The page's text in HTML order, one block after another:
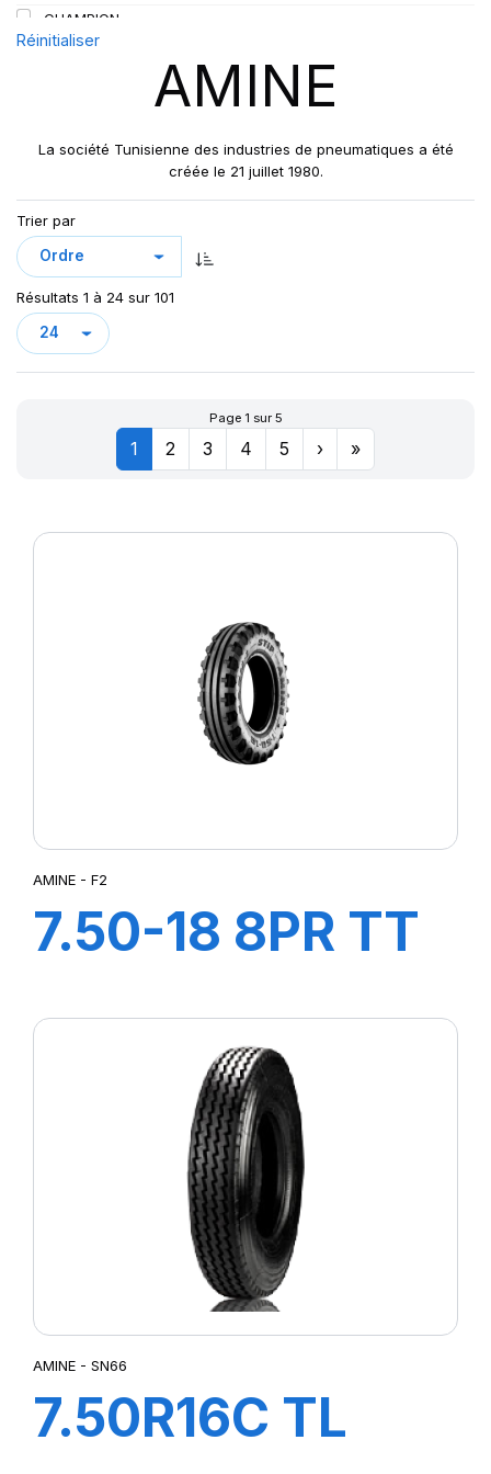
154/149
156/150
160
160/156
165
A
CHAMPION
COBRA
DV82
DV82 TL
F1
F150
LION ON/OFF
TRACTOR
Réinitialiser
AMINE
La société Tunisienne des industries de pneumatiques a été
créée le 21 juillet 1980.
Trier par
Résultats 1 à 24 sur 101
Page 1 sur 5
1 2 3 4 5 › »
AMINE - F2
7.50-18 8PR TT
AMINE - SN66
7.50R16C TL